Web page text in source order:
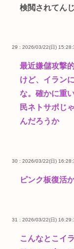
検閲されてん
29 : 2026/03/22(日)
最近嫌儲攻撃
けど、イラン
な。確かに重
民ネトサポじ
んだろうか
30 : 2026/03/22(日)
ピンク板復活
31 : 2026/03/22(日)
こんなとこイ